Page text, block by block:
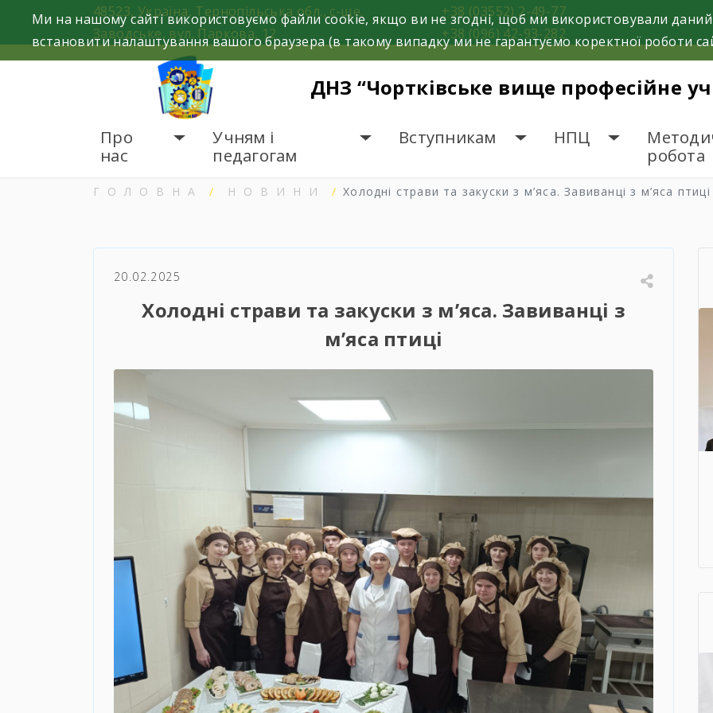
48523, Україна, Тернопільська обл., с-ще.
Заводське, вул. Паркова, 12
+38 (03552) 2-49-77
+38 (096) 42-93-282
ДНЗ “Чортківське вище професійне
Про
нас
Учням і
педагогам
Вступникам НПЦ
робота
ГОЛОВНА НОВИНИ Холодні страви та закуски з м’яса. Завиванці з м’яса птиці
20.02.2025
Холодні страви та закуски з м’яса. Завиванці з
м’яса птиці
Ми на нашому сайті використовуємо файли cookie, якщо ви не згодні, щоб ми використовували
встановити налаштування вашого браузера (в такому випадку ми не гарантуємо коректної роботи